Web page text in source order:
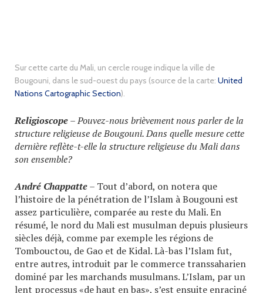
Sur cette carte du Mali, un cercle rouge indique la ville de
Bougouni, dans le sud-ouest du pays (source de la carte: United
Nations Cartographic Section).
Religioscope– Pouvez-nous brièvement nous parler de la
structure religieuse de Bougouni. Dans quelle mesure cette
dernière reflète-t-elle la structure religieuse du Mali dans
son ensemble?
André Chappatte– Tout d’abord, on notera que
l’histoire de la pénétration de l’Islam à Bougouni est
assez particulière, comparée au reste du Mali. En
résumé, le nord du Mali est musulman depuis plusieurs
siècles déjà, comme par exemple les régions de
Tombouctou, de Gao et de Kidal. Là-bas l’Islam fut,
entre autres, introduit par le commerce transsaharien
dominé par les marchands musulmans. L’Islam, par un
lent processus «de haut en bas», s’est ensuite enraciné